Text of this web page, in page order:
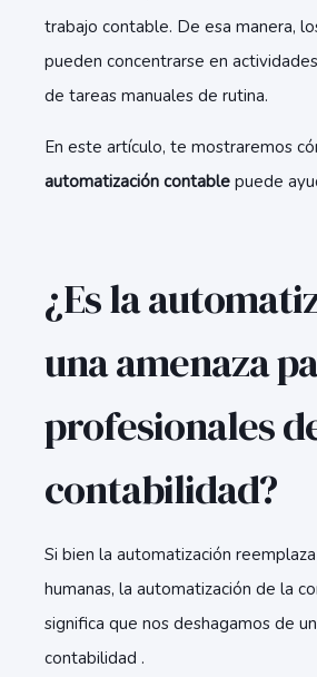
trabajo contable. De esa manera,
pueden concentrarse en
de tareas manuales de rutina.
En este artículo, te mostraremos
automatización contable puede
¿Es la
una amenaza
profesionales
contabilidad?
Si bien la automatización
humanas, la automatización de la
significa que nos deshagamos de
contabilidad .